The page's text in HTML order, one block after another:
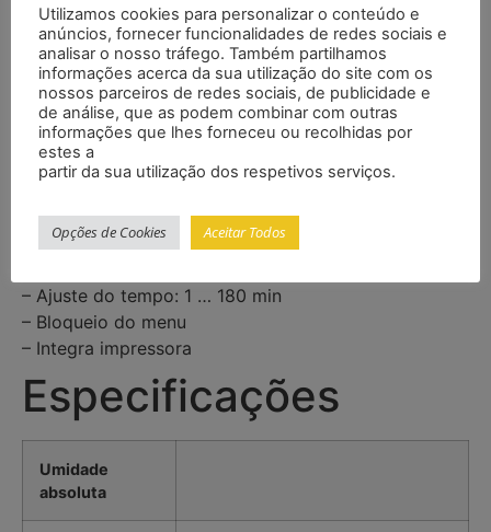
Características
– Faixa de pesagem: 220 g
– Peso mínimo da amostra: 4 g
– Volume máximo da amostra: 95 cm³
– Interior do prato: Ø 105 / 115 mm
– Temperatura de calentamiento 1: 40 … 180 °C
– Temperatura de calentamiento 2: 105 … 360 °C
– Ajuste do tempo: 1 … 180 min
– Bloqueio do menu
– Integra impressora
Especificações
Umidade
absoluta
Utilizamos cookies para personalizar o conteúdo e
anúncios, fornecer funcionalidades de redes sociais e
analisar o nosso tráfego. Também partilhamos
informações acerca da sua utilização do site com os
nossos parceiros de redes sociais, de publicidade e
de análise, que as podem combinar com outras
informações que lhes forneceu ou recolhidas por
estes a
partir da sua utilização dos respetivos serviços.
Opções de Cookies Aceitar Todos